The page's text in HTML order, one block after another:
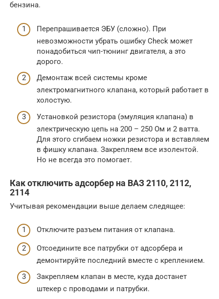
бензина.
Перепрашивается ЭБУ (сложно). При
невозможности убрать ошибку Check может
понадобиться чип-тюнинг двигателя, а это
дорого.
Демонтаж всей системы кроме
электромагнитного клапана, который работает в
холостую.
Установкой резистора (эмуляция клапана) в
электрическую цепь на 200 – 250 Ом и 2 ватта.
Для этого сгибаем ножки резистора и вставляем
в фишку клапана. Закрепляем все изолентой.
Но не всегда это помогает.
Как отключить адсорбер на ВАЗ 2110, 2112,
2114
Учитывая рекомендации выше делаем следящее:
Отключите разъем питания от клапана.
Отсоедините все патрубки от адсорбера и
демонтируйте последний вместе с креплением.
Закрепляем клапан в месте, куда достанет
штекер с проводами и патрубки.